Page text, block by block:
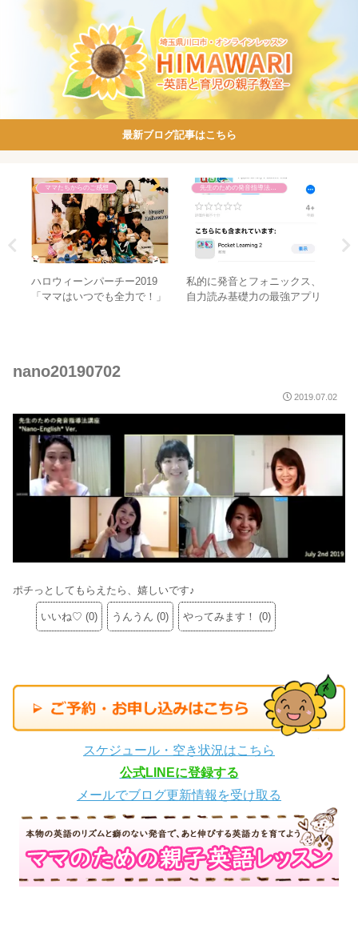
最新ブログ記事はこちら
ママたちからのご感想
ハロウィーンパーチー2019
「ママはいつでも全力で！」
先生のための発音指導法講座
私的に発音とフォニックス、
自力読み基礎力の最強アプリ
nano20190702
2019.07.02
ポチっとしてもらえたら、嬉しいです♪
いいね♡ (0) うんうん (0) やってみます！ (0)
スケジュール・空き状況はこちら
公式LINEに登録する
メールでブログ更新情報を受け取る